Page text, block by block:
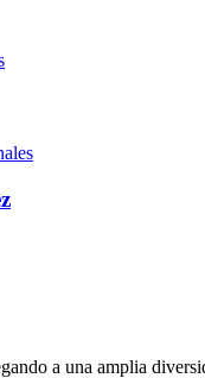
a una amplia